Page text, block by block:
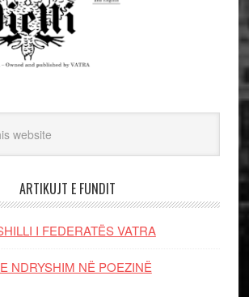
ARTIKUJT E FUNDIT
I FEDERATËS VATRA
NDRYSHIM NË POEZINË